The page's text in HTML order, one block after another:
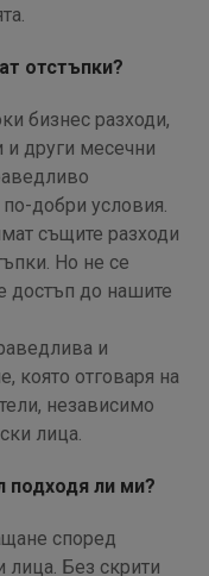
отстъпки?
бизнес разходи,
и други месечни
добри условия.
същите разходи
Но не се
достъп до нашите
и
която отговаря на
независимо
лица.
подходя ли ми?
според
лица. Без скрити